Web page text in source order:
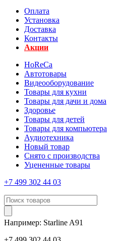
Оплата
Установка
Доставка
Контакты
Акции
HoReCa
Автотовары
Видеооборудование
Товары для кухни
Товары для дачи и дома
Здоровье
Товары для детей
Товары для компьютера
Аудиотехника
Новый товар
Снято с производства
Уцененные товары
+7 499 302 44 03
Например: Starline A91